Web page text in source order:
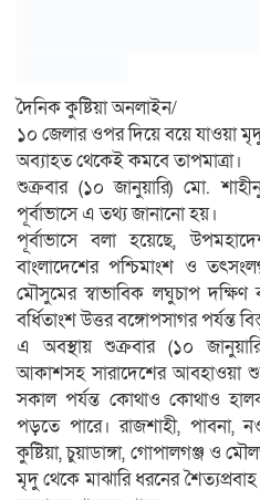
দৈনিক কুষ্টিয়া অনলাইন/
১০ জেলার ওপর দিয়ে বয়ে যাওয়া
অব্যাহত থেকেই কমবে তাপমাত্রা।
শুক্রবার (১০ জানুয়ারি) মো.
পূর্বাভাসে এ তথ্য জানানো হয়।
পূর্বাভাসে বলা হয়েছে,
বাংলাদেশের পশ্চিমাংশ ও
মৌসুমের স্বাভাবিক লঘুচাপ
বর্ধিতাংশ উত্তর বঙ্গোপসাগর পর্যন্ত
এ অবস্থায় শুক্রবার (১০
আকাশসহ সারাদেশের আবহাওয়া
সকাল পর্যন্ত কোথাও কোথাও
পড়তে পারে। রাজশাহী, পাবনা,
কুষ্টিয়া, চুয়াডাঙ্গা, গোপালগঞ্জ ও
মৃদু থেকে মাঝারি ধরনের